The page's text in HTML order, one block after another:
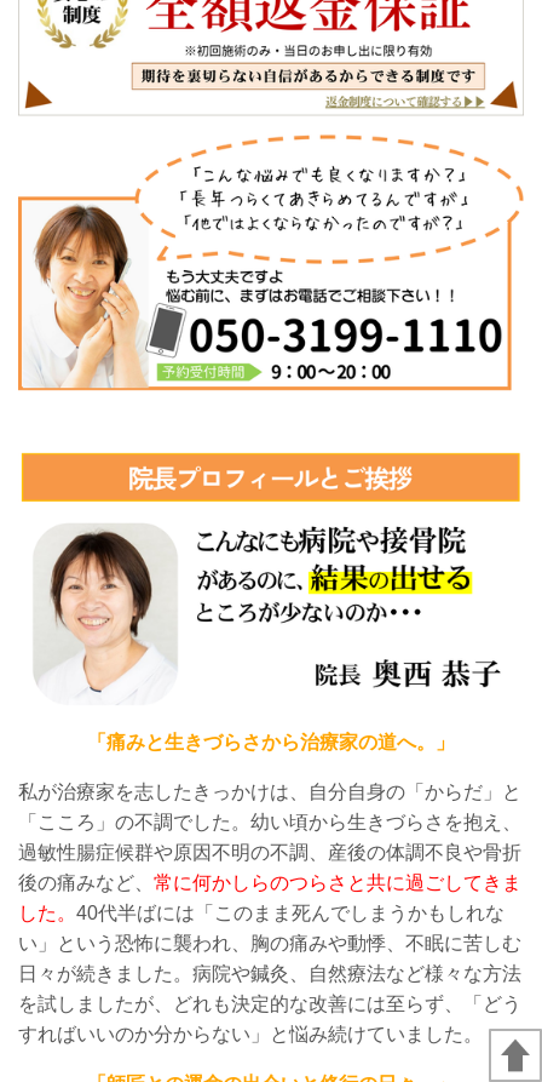
「痛みと生きづらさから治療家の道へ。」
私が治療家を志したきっかけは、自分自身の「からだ」と
「こころ」の不調でした。幼い頃から生きづらさを抱え、
過敏性腸症候群や原因不明の不調、産後の体調不良や骨折
後の痛みなど、 常に何かしらのつらさと共に過ごしてきま
した。 40代半ばには「このまま死んでしまうかもしれな
い」という恐怖に襲われ、胸の痛みや動悸、不眠に苦しむ
日々が続きました。病院や鍼灸、自然療法など様々な方法
を試しましたが、どれも決定的な改善には至らず、「どう
すればいいのか分からない」と悩み続けていました。